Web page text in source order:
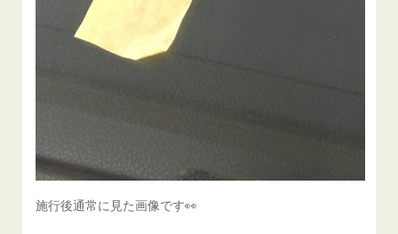
施行後通常に見た画像です👀